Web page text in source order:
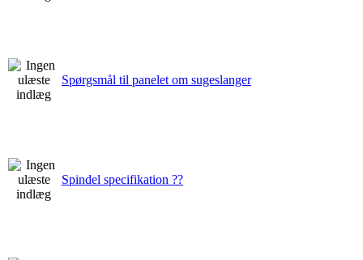
Spørgsmål til panelet om sugeslanger
Spindel specifikation ??